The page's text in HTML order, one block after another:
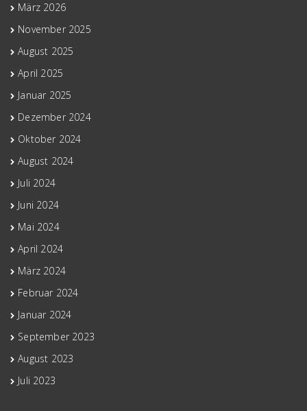
März 2026
November 2025
August 2025
April 2025
Januar 2025
Dezember 2024
Oktober 2024
August 2024
Juli 2024
Juni 2024
Mai 2024
April 2024
März 2024
Februar 2024
Januar 2024
September 2023
August 2023
Juli 2023